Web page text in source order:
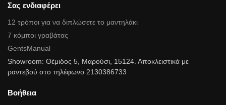
Σας ενδιαφέρει
12 τρόποι για να διπλώσετε το μαντηλάκι
7 κόμποι γραβάτας
GentsManual
Showroom: Θέμιδος 5, Μαρούσι, 15124. Αποκλειστικά με
ραντεβού στο τηλέφωνο 2130386733
Βοήθεια